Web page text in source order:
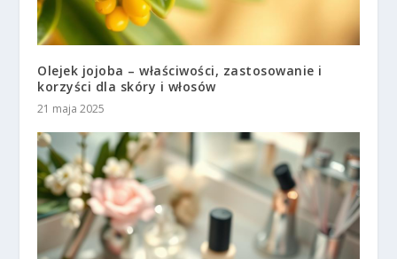
Olejek jojoba – właściwości, zastosowanie i
korzyści dla skóry i włosów
21 maja 2025